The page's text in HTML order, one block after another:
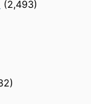
(2,493)